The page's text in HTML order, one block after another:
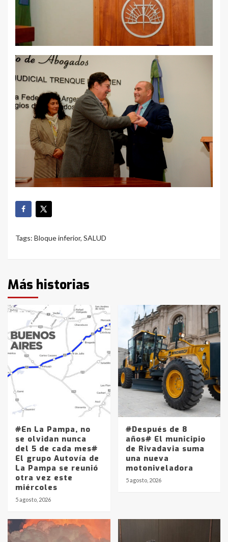
Tags: Bloque inferior, SALUD
Más historias
#En La Pampa, no
se olvidan nunca
del 5 de cada mes#
El grupo Autovía de
La Pampa se reunió
otra vez este
miércoles
5 agosto, 2026
#Después de 8
años# El municipio
de Rivadavia suma
una nueva
motoniveladora
5 agosto, 2026